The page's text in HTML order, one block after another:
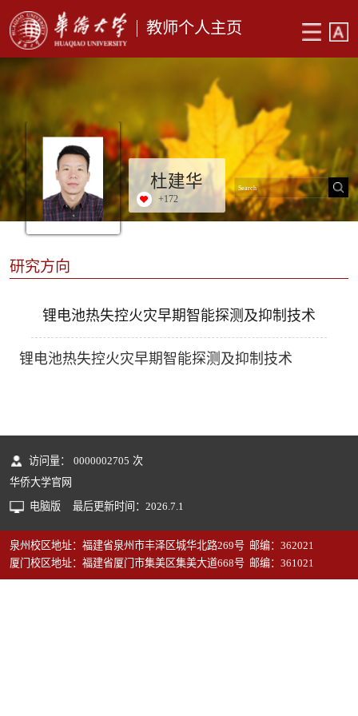
教师个人主页
杜建华
+172
研究方向
锂电池热失控火灾早期智能探测及抑制技术
锂电池热失控火灾早期智能探测及抑制技术
访问量： 0000002705 次
华侨大学官网
电脑版
最后更新时间： 2026 7 1
泉州校区地址：福建省泉州市丰泽区城华北路269号 邮编：362021
厦门校区地址：福建省厦门市集美区集美大道668号 邮编：361021